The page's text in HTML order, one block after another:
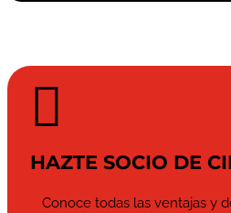

HAZTE SOCIO DE
Conoce todas las ventajas y